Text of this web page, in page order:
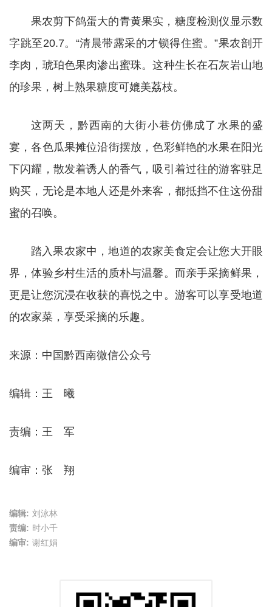
果农剪下鸽蛋大的青黄果实，糖度检测仪显示数
字跳至20.7。“清晨带露采的才锁得住蜜。”果农剖开
李肉，琥珀色果肉渗出蜜珠。这种生长在石灰岩山地
的珍果，树上熟果糖度可媲美荔枝。
这两天，黔西南的大街小巷仿佛成了水果的盛
宴，各色瓜果摊位沿街摆放，色彩鲜艳的水果在阳光
下闪耀，散发着诱人的香气，吸引着过往的游客驻足
购买，无论是本地人还是外来客，都抵挡不住这份甜
蜜的召唤。
踏入果农家中，地道的农家美食定会让您大开眼
界，体验乡村生活的质朴与温馨。而亲手采摘鲜果，
更是让您沉浸在收获的喜悦之中。游客可以享受地道
的农家菜，享受采摘的乐趣。
来源： 中国黔西南微信公众号
编辑：王 曦
责编：王 军
编审：张 翔
编辑: 刘泳林
责编: 时小千
编审: 谢红娟